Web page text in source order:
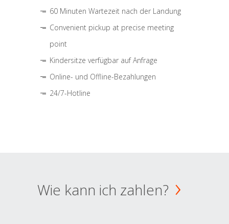
60 Minuten Wartezeit nach der Landung
Convenient pickup at precise meeting
point
Kindersitze verfügbar auf Anfrage
Online- und Offline-Bezahlungen
24/7-Hotline
Wie kann ich zahlen?